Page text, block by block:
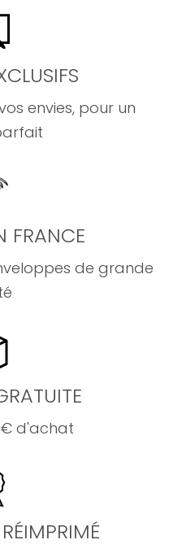
envies, pour un
FRANCE
de grande
d'achat